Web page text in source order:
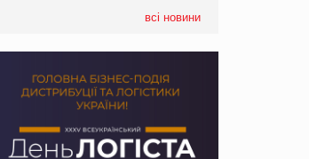
всі новини
компанія налічуватиме 374 магазини